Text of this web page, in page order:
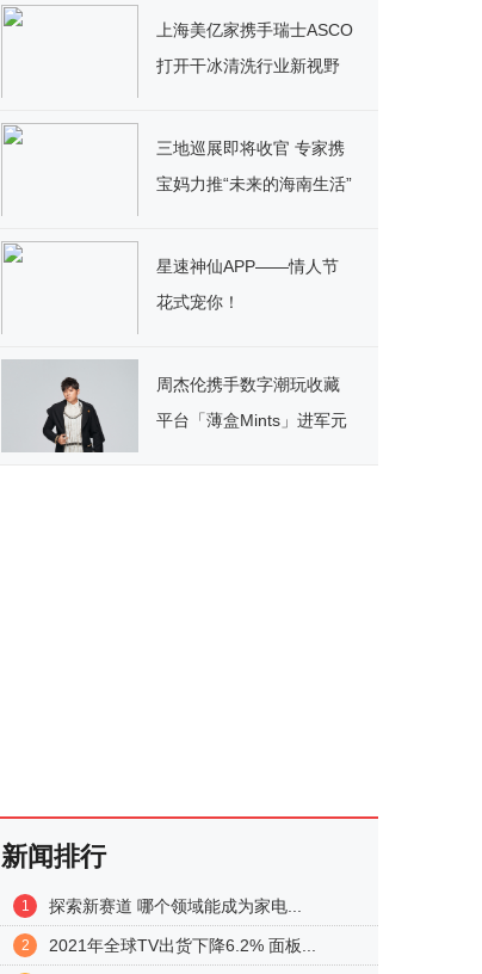
上海美亿家携手瑞士ASCO
打开干冰清洗行业新视野
三地巡展即将收官 专家携
宝妈力推“未来的海南生活”
星速神仙APP——情人节
花式宠你！
周杰伦携手数字潮玩收藏
平台「薄盒Mints」进军元
新闻排行
1 探索新赛道 哪个领域能成为家电...
2 2021年全球TV出货下降6.2% 面板...